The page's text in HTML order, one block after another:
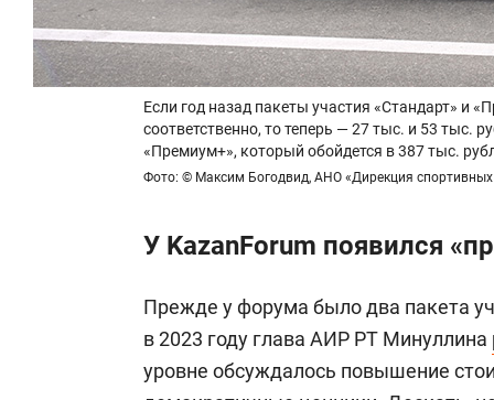
Если год назад пакеты участия «Стандарт» и
соответственно, то теперь — 27 тыс. и 53 тыс.
«Премиум+», который обойдется в 387 тыс.
Фото: © Максим Богодвид, АНО «Дирекция
У KazanForum появился
Прежде у форума было два пакета
в 2023 году глава АИР РТ Минуллина
уровне обсуждалось повышение